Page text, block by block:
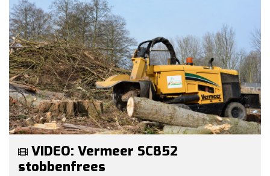
VIDEO: Vermeer SC852
stobbenfrees